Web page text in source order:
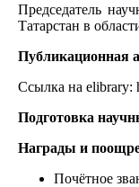
Председатель
Татарстан в
Публикационная
Ссылка на elibrary:
Подготовка
Награды и
Почётное